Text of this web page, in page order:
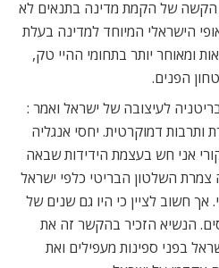
הקשה של הקמת מדינה בתנאים לא
הישראלי המיוחד למדינה בעלת
ומאוחר יותר בתחומי ההיי טק,
הפנים.
לעיצובה של ישראל ואמר :
ותרבות דמוקרטית. יחסי אנגליה
אני חש בעצמת הידידות שבאה
צמרת השלטון הבריטי כלפי ישראל
אך חשוב לציין כי היו גם שנים של
הנשיא הזכיר בהקשר זה את
בפני ספינות מעפילים ואת